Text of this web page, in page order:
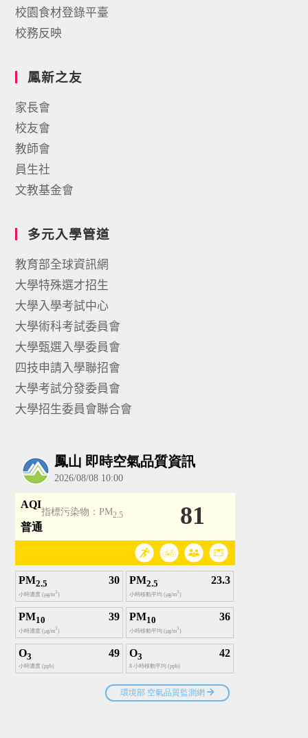
校園食材登錄平臺
校務反映
鳳新之友
家長會
校友會
教師會
員生社
文教基金會
多元入學管道
教育部全球資訊網
大學特殊選才招生
大學入學考試中心
大學術科考試委員會
大學甄選入學委員會
四技申請入學聯招會
大學考試分發委員會
大學招生委員會聯合會